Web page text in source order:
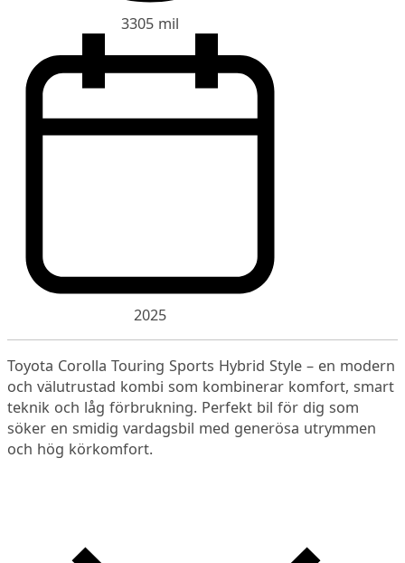
3305 mil
2025
Toyota Corolla Touring Sports Hybrid Style – en modern
och välutrustad kombi som kombinerar komfort, smart
teknik och låg förbrukning. Perfekt bil för dig som
söker en smidig vardagsbil med generösa utrymmen
och hög körkomfort.